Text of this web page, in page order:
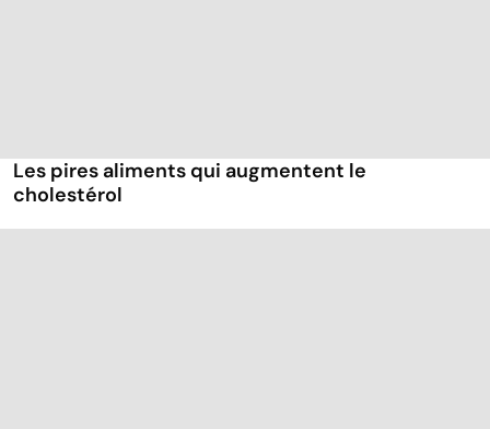
Les pires aliments qui augmentent le
cholestérol